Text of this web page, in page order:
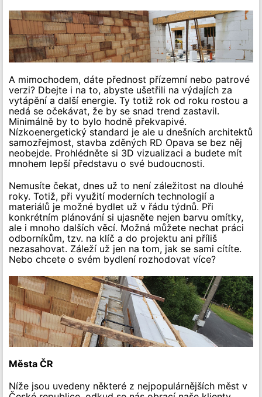
A mimochodem, dáte přednost přízemní nebo patrové
verzi? Dbejte i na to, abyste ušetřili na výdajích za
vytápění a další energie. Ty totiž rok od roku rostou a
nedá se očekávat, že by se snad trend zastavil.
Minimálně by to bylo hodně překvapivé.
Nízkoenergetický standard je ale u dnešních architektů
samozřejmost, stavba zděných RD Opava se bez něj
neobejde. Prohlédněte si 3D vizualizaci a budete mít
mnohem lepší představu o své budoucnosti.
Nemusíte čekat, dnes už to není záležitost na dlouhé
roky. Totiž, při využití moderních technologií a
materiálů je možné bydlet už v řádu týdnů. Při
konkrétním plánování si ujasněte nejen barvu omítky,
ale i mnoho dalších věcí. Možná můžete nechat práci
odborníkům, tzv. na klíč a do projektu ani příliš
nezasahovat. Záleží už jen na tom, jak se sami cítíte.
Nebo chcete o svém bydlení rozhodovat více?
Města ČR
Níže jsou uvedeny některé z nejpopulárnějších měst v